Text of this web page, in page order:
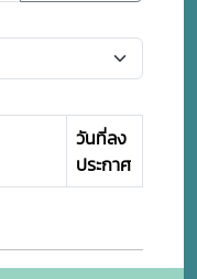
วันที่ลง
ประกาศ